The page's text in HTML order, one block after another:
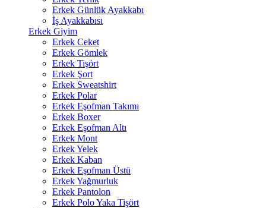
Erkek Günlük Ayakkabı
İş Ayakkabısı
Erkek Giyim
Erkek Ceket
Erkek Gömlek
Erkek Tişört
Erkek Şort
Erkek Sweatshirt
Erkek Polar
Erkek Eşofman Takımı
Erkek Boxer
Erkek Eşofman Altı
Erkek Mont
Erkek Yelek
Erkek Kaban
Erkek Eşofman Üstü
Erkek Yağmurluk
Erkek Pantolon
Erkek Polo Yaka Tişört